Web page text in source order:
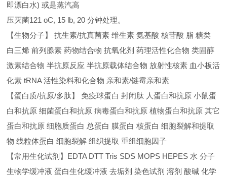
即漂白水) 或是蒸汽高
压灭菌121 oC, 15 lb, 20 分钟处理。
【生物分子】 抗生素/抗真菌素 维生素 氨基酸 核苷酸 脂 糖类
白三烯 前列腺素 药物结合物 抗氧化剂 药理活性化合物 类固醇
激素结合物 半抗原反应 半抗原载体结合物 放射性核素 血小板活
化素 tRNA 活性染料和化合物 亲和素/链霉亲和素
【蛋白质/抗原/多肽】 免疫球蛋白 封闭肽 人蛋白和抗原 小鼠蛋
白和抗原 细菌蛋白和抗原 病毒蛋白和抗原 植物蛋白和抗原 其它
蛋白和抗原 细胞质蛋白 总蛋白 膜蛋白 核蛋白 细胞裂解和提取
物 线粒体蛋白 细胞裂解 组织提取 重组细胞因子
【常用生化试剂】EDTA DTT Tris SDS MOPS HEPES 水 分子
生物学缓冲液 蛋白生化缓冲液 去垢剂 染色试剂 溶剂 酸碱 化学